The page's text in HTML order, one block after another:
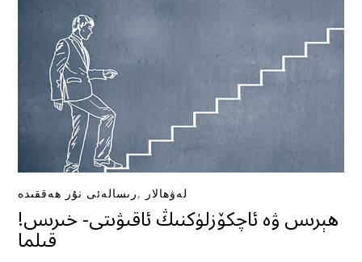
رىسالەئى نۇر ھەققىدە, لەۋھالار
!ھېرىس ۋە ئاچكۆزلۈكنىڭ ئاقىۋىتى- خىرىس
قىلما